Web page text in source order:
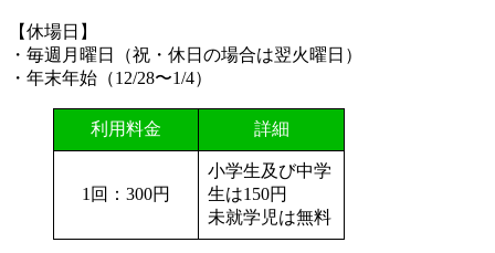
【休場日】
・毎週月曜日（祝・休日の場合は翌火曜日）
・年末年始（12/28〜1/4）
利用料金 詳細
1回：300円
小学生及び中学
生は150円
未就学児は無料